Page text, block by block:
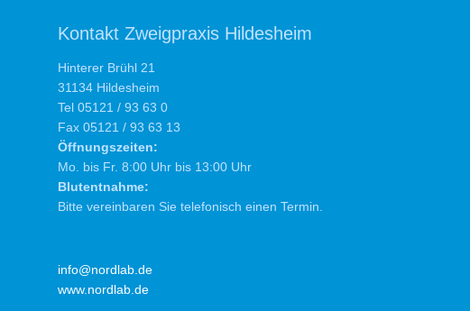
Kontakt Zweigpraxis Hildesheim
Hinterer Brühl 21
31134 Hildesheim
Tel 05121 / 93 63 0
Fax 05121 / 93 63 13
Öffnungszeiten:
Mo. bis Fr. 8:00 Uhr bis 13:00 Uhr
Blutentnahme:
Bitte vereinbaren Sie telefonisch einen Termin.
info@nordlab.de
www.nordlab.de